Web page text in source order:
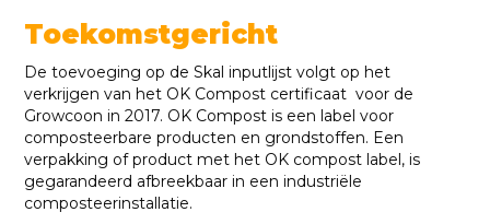
Toekomstgericht
De toevoeging op de Skal inputlijst volgt op het
verkrijgen van het OK Compost certificaat voor de
Growcoon in 2017. OK Compost is een label voor
composteerbare producten en grondstoffen. Een
verpakking of product met het OK compost label, is
gegarandeerd afbreekbaar in een industriële
composteerinstallatie.